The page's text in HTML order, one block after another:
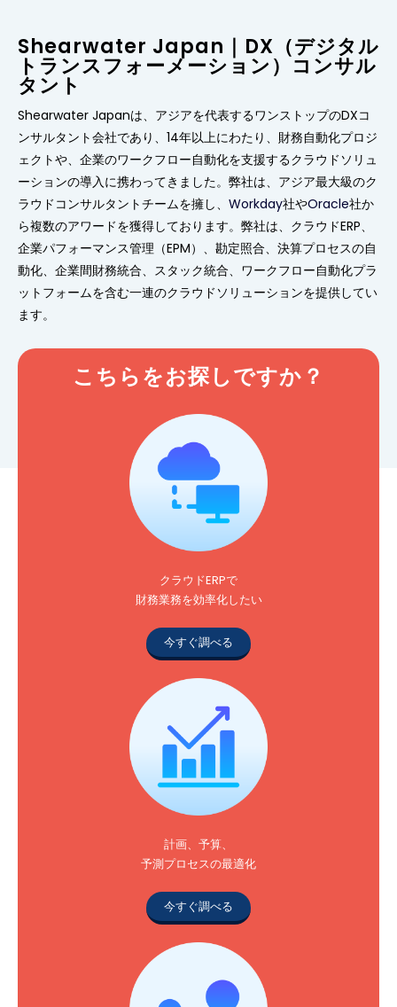
Shearwater Japan｜DX（デジタル
トランスフォーメーション）コンサル
タント
Shearwater Japanは、アジアを代表するワンストップのDXコ
ンサルタント会社であり、14年以上にわたり、財務自動化プロジ
ェクトや、企業のワークフロー自動化を支援するクラウドソリュ
ーションの導入に携わってきました。弊社は、アジア最大級のク
ラウドコンサルタントチームを擁し、 Workday社やOracle社か
ら複数のアワードを獲得しております。弊社は、クラウドERP、
企業パフォーマンス管理（EPM）、勘定照合、決算プロセスの自
動化、企業間財務統合、スタック統合、ワークフロー自動化プラ
ットフォームを含む一連のクラウドソリューションを提供してい
ます。
こちらをお探しですか？
クラウドERPで
財務業務を効率化したい
今すぐ調べる
計画、予算、
予測プロセスの最適化
今すぐ調べる